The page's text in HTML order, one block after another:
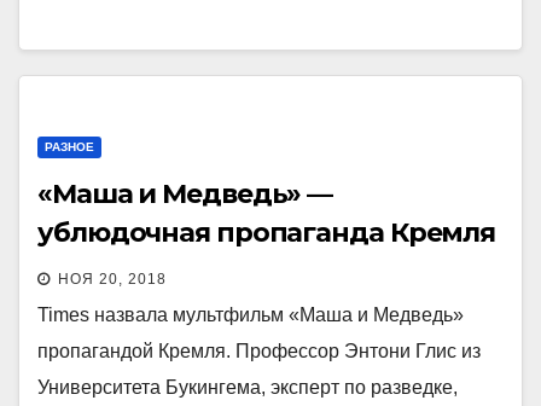
РАЗНОЕ
«Маша и Медведь» —
ублюдочная пропаганда Кремля
НОЯ 20, 2018
Times назвала мультфильм «Маша и Медведь»
пропагандой Кремля. Профессор Энтони Глис из
Университета Букингема, эксперт по разведке,